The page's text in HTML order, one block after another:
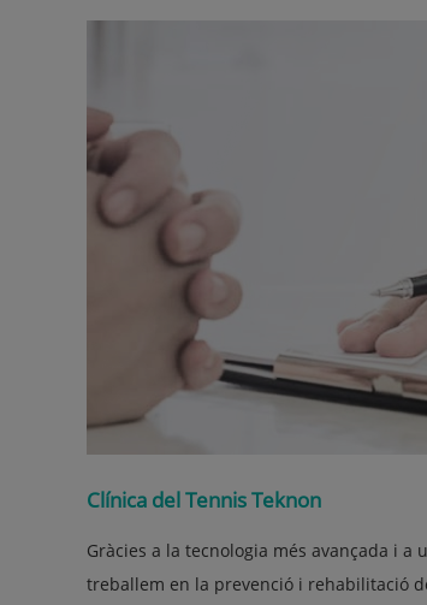
Clínica del Tennis Teknon
Gràcies a la tecnologia més avançada i
treballem en la prevenció i rehabilitació